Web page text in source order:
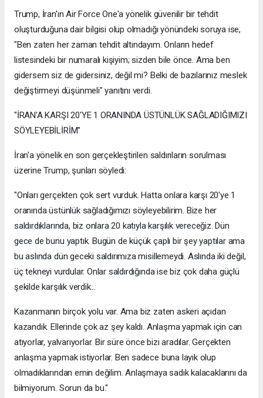
Trump, İran'ın Air Force One'a yönelik güvenilir bir tehdit
oluşturduğuna dair bilgisi olup olmadığı yönündeki soruya ise,
"Ben zaten her zaman tehdit altındayım. Onların hedef
listesindeki bir numaralı kişiyim; sizden bile önce. Ama ben
gidersem siz de gidersiniz, değil mi? Belki de bazılarınız meslek
değiştirmeyi düşünmeli" yanıtını verdi.
"İRAN'A KARŞI 20'YE 1 ORANINDA ÜSTÜNLÜK SAĞLADIĞIMIZI
SÖYLEYEBİLİRİM"
İran'a yönelik en son gerçekleştirilen saldırıların sorulması
üzerine Trump, şunları söyledi:
"Onları gerçekten çok sert vurduk. Hatta onlara karşı 20'ye 1
oranında üstünlük sağladığımızı söyleyebilirim. Bize her
saldırdıklarında, biz onlara 20 katıyla karşılık vereceğiz. Dün
gece de bunu yaptık. Bugün de küçük çaplı bir şey yaptılar ama
bu aslında dün geceki saldırımıza misillemeydi. Aslında iki değil,
üç tekneyi vurdular. Onlar saldırdığında ise biz çok daha güçlü
şekilde karşılık verdik...
Kazanmanın birçok yolu var. Ama biz zaten askeri açıdan
kazandık. Ellerinde çok az şey kaldı. Anlaşma yapmak için can
atıyorlar, yalvarıyorlar. Bir süre önce bizi aradılar. Gerçekten
anlaşma yapmak istiyorlar. Ben sadece buna layık olup
olmadıklarından emin değilim. Anlaşmaya sadık kalacaklarını da
bilmiyorum. Sorun da bu."